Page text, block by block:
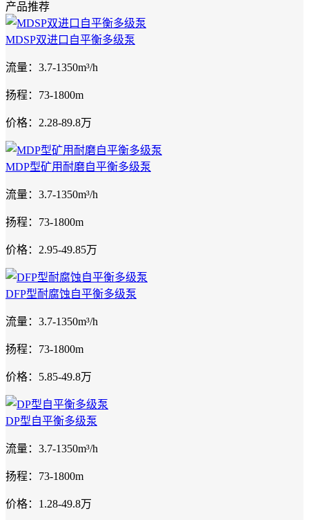
产品推荐
MDSP双进口自平衡多级泵
流量：3.7-1350m³/h
扬程：73-1800m
价格：2.28-89.8万
MDP型矿用耐磨自平衡多级泵
流量：3.7-1350m³/h
扬程：73-1800m
价格：2.95-49.85万
DFP型耐腐蚀自平衡多级泵
流量：3.7-1350m³/h
扬程：73-1800m
价格：5.85-49.8万
DP型自平衡多级泵
流量：3.7-1350m³/h
扬程：73-1800m
价格：1.28-49.8万